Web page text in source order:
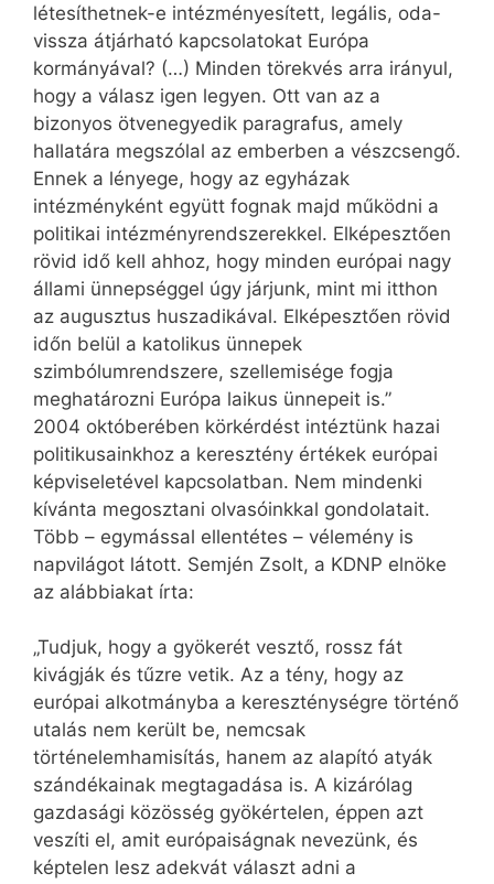
létesíthetnek-e intézményesített, legális, oda-
vissza átjárható kapcsolatokat Európa
kormányával? (…) Minden törekvés arra irányul,
hogy a válasz igen legyen. Ott van az a
bizonyos ötvenegyedik paragrafus, amely
hallatára megszólal az emberben a vészcsengő.
Ennek a lényege, hogy az egyházak
intézményként együtt fognak majd működni a
politikai intézményrendszerekkel. Elképesztően
rövid idő kell ahhoz, hogy minden európai nagy
állami ünnepséggel úgy járjunk, mint mi itthon
az augusztus huszadikával. Elképesztően rövid
időn belül a katolikus ünnepek
szimbólumrendszere, szellemisége fogja
meghatározni Európa laikus ünnepeit is.”
2004 októberében körkérdést intéztünk hazai
politikusainkhoz a keresztény értékek európai
képviseletével kapcsolatban. Nem mindenki
kívánta megosztani olvasóinkkal gondolatait.
Több – egymással ellentétes – vélemény is
napvilágot látott. Semjén Zsolt, a KDNP elnöke
az alábbiakat írta:
„Tudjuk, hogy a gyökerét vesztő, rossz fát
kivágják és tűzre vetik. Az a tény, hogy az
európai alkotmányba a kereszténységre történő
utalás nem került be, nemcsak
történelemhamisítás, hanem az alapító atyák
szándékainak megtagadása is. A kizárólag
gazdasági közösség gyökértelen, éppen azt
veszíti el, amit európaiságnak nevezünk, és
képtelen lesz adekvát választ adni a